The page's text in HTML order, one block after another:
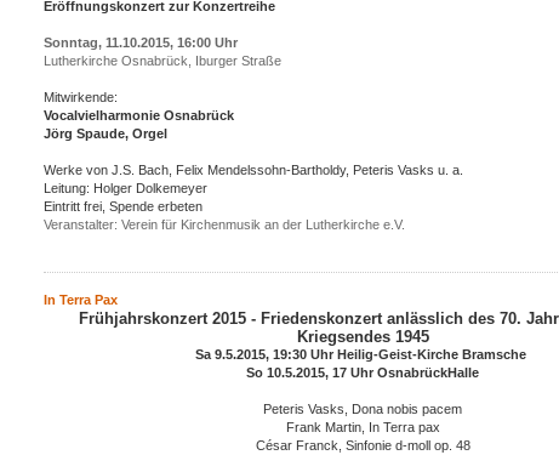
Eröffnungskonzert zur Konzertreihe
Sonntag, 11.10.2015, 16:00 Uhr
Lutherkirche Osnabrück, Iburger Straße
Mitwirkende:
Vocalvielharmonie Osnabrück
Jörg Spaude, Orgel
Werke von J.S. Bach, Felix Mendelssohn-Bartholdy, Peteris Vasks u. a.
Leitung: Holger Dolkemeyer
Eintritt frei, Spende erbeten
Veranstalter: Verein für Kirchenmusik an der Lutherkirche e.V.
In Terra Pax
Frühjahrskonzert 2015 - Friedenskonzert anlässlich des 70.
Kriegsendes 1945
Sa 9.5.2015, 19:30 Uhr Heilig-Geist-Kirche Bramsche
So 10.5.2015, 17 Uhr OsnabrückHalle
Peteris Vasks, Dona nobis pacem
Frank Martin, In Terra pax
César Franck, Sinfonie d-moll op. 48